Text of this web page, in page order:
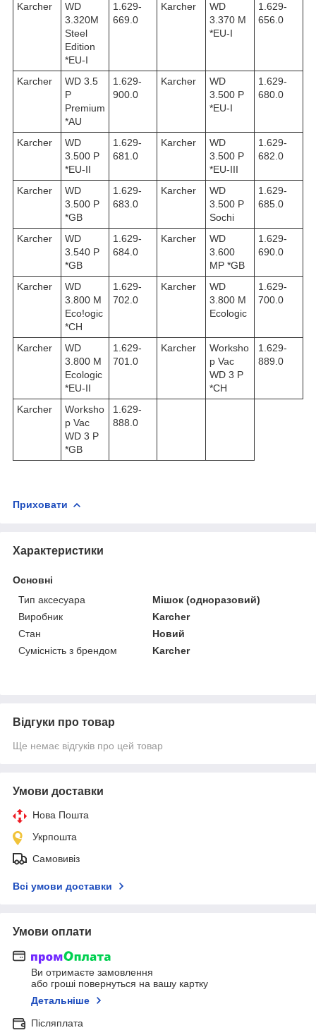
Karcher
WD
3.320M
Steel
Edition
*EU-I
1.629-
669.0
Karcher
WD
3.370 M
*EU-I
1.629-
656.0
Karcher
WD 3.5
P
Premium
*AU
1.629-
900.0
Karcher
WD
3.500 P
*EU-I
1.629-
680.0
Karcher
WD
3.500 P
*EU-II
1.629-
681.0
Karcher
WD
3.500 P
*EU-III
1.629-
682.0
Karcher
WD
3.500 P
*GB
1.629-
683.0
Karcher
WD
3.500 P
Sochi
1.629-
685.0
Karcher
WD
3.540 P
*GB
1.629-
684.0
Karcher
WD
3.600
MP *GB
1.629-
690.0
Karcher
WD
3.800 M
Eco!ogic
*CH
1.629-
702.0
Karcher
WD
3.800 M
Ecologic
1.629-
700.0
Karcher
WD
3.800 M
Ecologic
*EU-II
1.629-
701.0
Karcher
Worksho
p Vac
WD 3 P
*CH
1.629-
889.0
Karcher
Worksho
p Vac
WD 3 P
*GB
1.629-
888.0
Приховати
Характеристики
Основні
Тип аксесуара
Мішок (одноразовий)
Виробник
Karcher
Стан
Новий
Сумісність з брендом
Karcher
Відгуки про товар
Ще немає відгуків про цей товар
Умови доставки
Нова Пошта
Укрпошта
Самовивіз
Всі умови доставки
Умови оплати
Ви отримаєте замовлення
або гроші повернуться на вашу картку
Детальніше
Післяплата